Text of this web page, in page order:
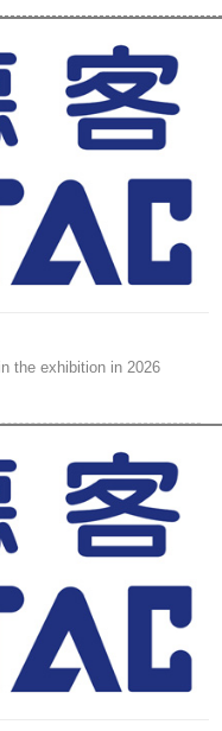
the exhibition in 2026